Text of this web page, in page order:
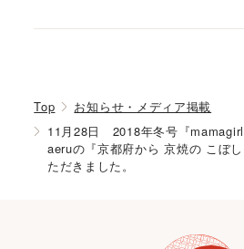
Top
お知らせ・メディア掲載
11月28日 2018年冬号『mamagirl
aeruの『京都府から 京焼の こぼ
ただきました。